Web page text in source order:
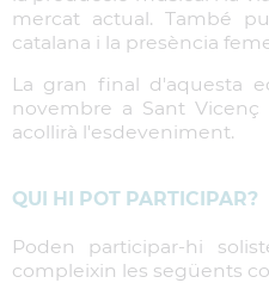
mercat actual. També
catalana i la presència
La gran final d'aquesta
novembre a Sant
acollirà l'esdeveniment.
QUI HI POT PARTICIPAR?
Poden participar-hi
compleixin les següents